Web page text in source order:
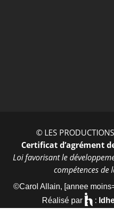
© LES
Certificat d’agrément
Loi favorisant le
compétences de
©Carol Allain, [annee
Réalisé par
: